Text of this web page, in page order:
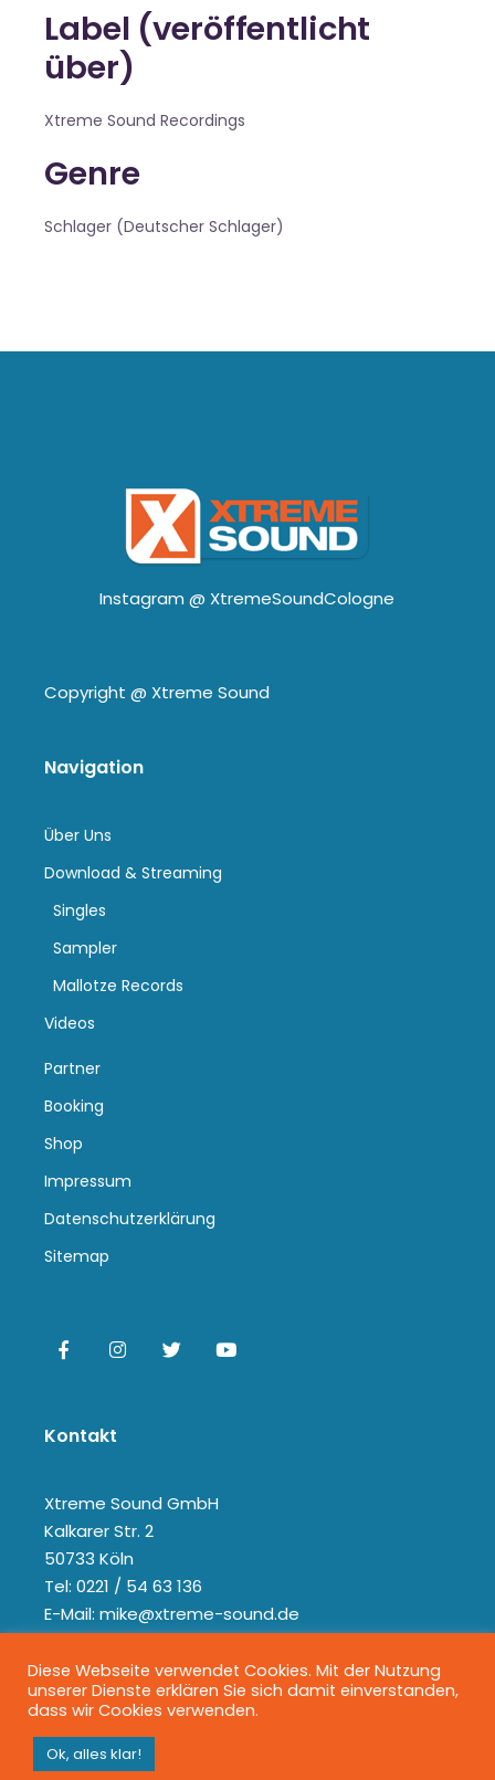
Label (veröffentlicht
über)
Xtreme Sound Recordings
Genre
Schlager (Deutscher Schlager)
Instagram @ XtremeSoundCologne
Copyright @ Xtreme Sound
Navigation
Über Uns
Download & Streaming
Singles
Sampler
Mallotze Records
Videos
Partner
Booking
Shop
Impressum
Datenschutzerklärung
Sitemap
Kontakt
Xtreme Sound GmbH
Kalkarer Str. 2
50733 Köln
Tel: 0221 / 54 63 136
E-Mail: mike@xtreme-sound.de
Diese Webseite verwendet Cookies. Mit der Nutzung
unserer Dienste erklären Sie sich damit einverstanden,
dass wir Cookies verwenden.
Ok, alles klar!